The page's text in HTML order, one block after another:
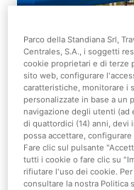
Attività
Relax e
Parco della Standiana Srl,
Centrales, S.A., i soggetti
cookie proprietari e di terze
sito web, configurare
caratteristiche, monitorare i
personalizzate in base a un
navigazione degli utenti (ad
di quattordici (14) anni,
possa accettare,
Fare clic sul pulsante
tutti i cookie o fare clic su
rifiutare l'uso dei cookie.
consultare la nostra Politica